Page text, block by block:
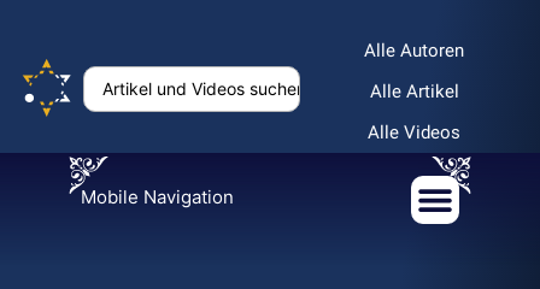
Alle Autoren
Alle Artikel
Alle Videos
Mobile Navigation